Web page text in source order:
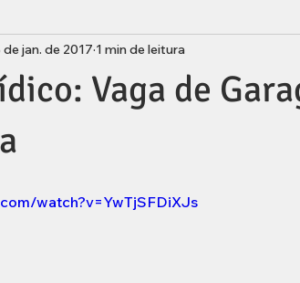
Bolha Imobiliária
Residentes no Exterior
Vaga de
de jan. de 2017 1 min de leitura
watch?v=YwTjSFDiXJs